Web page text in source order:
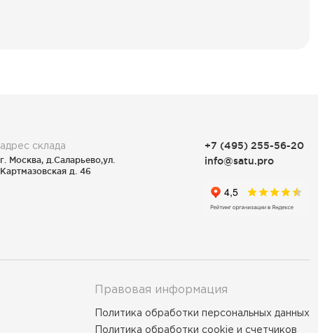
адрес склада
г. Москва, д.Саларьево,ул.
Картмазовская д. 46
+7 (495) 255-56-20
info@satu.pro
Правовая информация
Политика обработки персональных данных
Политика обработки cookie и счетчиков